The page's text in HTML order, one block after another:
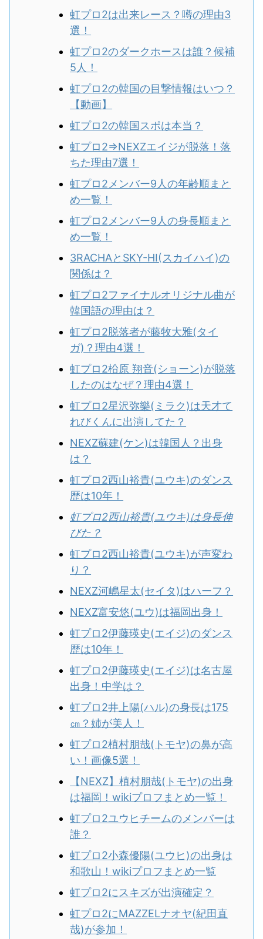
虹プロ2は出来レース？噂の理由3
選！
虹プロ2のダークホースは誰？候補
5人！
虹プロ2の韓国の目撃情報はいつ？
【動画】
虹プロ2の韓国スポは本当？
虹プロ2⇒NEXZエイジが脱落！落
ちた理由7選！
虹プロ2メンバー9人の年齢順まと
め一覧！
虹プロ2メンバー9人の身長順まと
め一覧！
3RACHAとSKY-HI(スカイハイ)の
関係は？
虹プロ2ファイナルオリジナル曲が
韓国語の理由は？
虹プロ2脱落者が藤牧大雅(タイ
ガ)？理由4選！
虹プロ2柗原 翔音(ショーン)が脱落
したのはなぜ？理由4選！
虹プロ2星沢弥樂(ミラク)は天才て
れびくんに出演してた？
NEXZ蘇建(ケン)は韓国人？出身
は？
虹プロ2西山裕貴(ユウキ)のダンス
歴は10年！
虹プロ2西山裕貴(ユウキ)は身長伸
びた？
虹プロ2西山裕貴(ユウキ)が声変わ
り？
NEXZ河嶋星太(セイタ)はハーフ？
NEXZ富安悠(ユウ)は福岡出身！
虹プロ2伊藤瑛史(エイジ)のダンス
歴は10年！
虹プロ2伊藤瑛史(エイジ)は名古屋
出身！中学は？
虹プロ2井上陽(ハル)の身長は175
㎝？姉が美人！
虹プロ2植村朋哉(トモヤ)の鼻が高
い！画像5選！
【NEXZ】植村朋哉(トモヤ)の出身
は福岡！wikiプロフまとめ一覧！
虹プロ2ユウヒチームのメンバーは
誰？
虹プロ2小森優陽(ユウヒ)の出身は
和歌山！wikiプロフまとめ一覧
虹プロ2にスキズが出演確定？
虹プロ2にMAZZELナオヤ(紀田直
哉)が参加！